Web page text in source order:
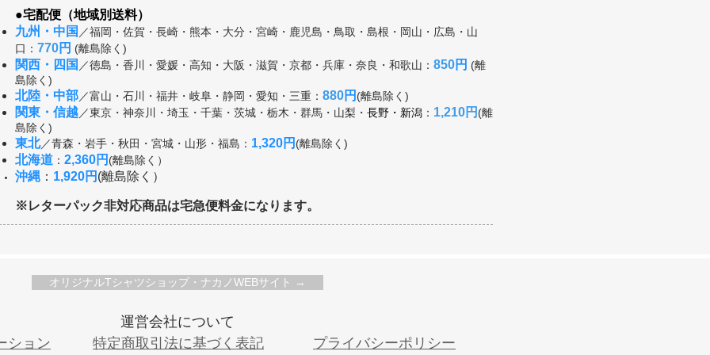
●宅配便（地域別送料）
九州・中国 ／福岡・佐賀・長崎・熊本・大分・宮崎・鹿児島・鳥取・島根・岡山・広島・山
口： 770円 (離島除く)
関西・四国 ／徳島・香川・愛媛・高知・大阪・滋賀・京都・兵庫・奈良・和歌山： 850円 (離
島除く)
北陸・中部／富山・石川・福井・岐阜・静岡・愛知・三重： 880円 (離島除く)
関東・信越／東京・神奈川・埼玉・千葉・茨城・栃木・群馬・山梨・ 長野・新潟 ： 1,210円 (離
島除く)
東北／青森・岩手・秋田・宮城・山形・福島： 1,320円 (離島除く)
北海道 ： 2,360円 (離島除く）
沖縄 ： 1,920円 (離島除く）
​※レターパック非対応商品は宅急便料金になります。
オリジナルTシャツショップ・ナカノWEBサイト →
運営会社について
ション
特定商取引法に基づく表記 プライバシーポリシー